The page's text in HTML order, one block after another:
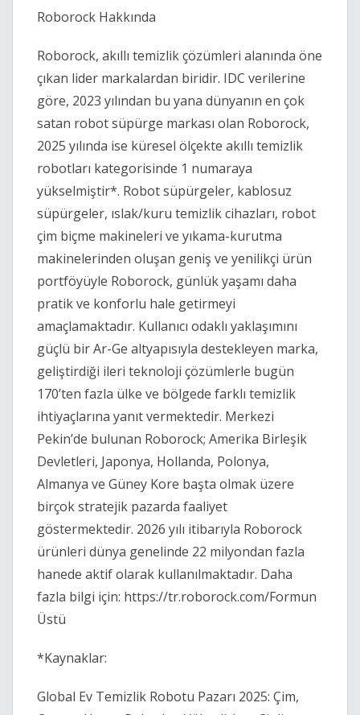
Roborock Hakkında
Roborock, akıllı temizlik çözümleri alanında öne
çıkan lider markalardan biridir. IDC verilerine
göre, 2023 yılından bu yana dünyanın en çok
satan robot süpürge markası olan Roborock,
2025 yılında ise küresel ölçekte akıllı temizlik
robotları kategorisinde 1 numaraya
yükselmiştir*. Robot süpürgeler, kablosuz
süpürgeler, ıslak/kuru temizlik cihazları, robot
çim biçme makineleri ve yıkama-kurutma
makinelerinden oluşan geniş ve yenilikçi ürün
portföyüyle Roborock, günlük yaşamı daha
pratik ve konforlu hale getirmeyi
amaçlamaktadır. Kullanıcı odaklı yaklaşımını
güçlü bir Ar-Ge altyapısıyla destekleyen marka,
geliştirdiği ileri teknoloji çözümlerle bugün
170’ten fazla ülke ve bölgede farklı temizlik
ihtiyaçlarına yanıt vermektedir. Merkezi
Pekin’de bulunan Roborock; Amerika Birleşik
Devletleri, Japonya, Hollanda, Polonya,
Almanya ve Güney Kore başta olmak üzere
birçok stratejik pazarda faaliyet
göstermektedir. 2026 yılı itibarıyla Roborock
ürünleri dünya genelinde 22 milyondan fazla
hanede aktif olarak kullanılmaktadır. Daha
fazla bilgi için: https://tr.roborock.com/Formun
Üstü
*Kaynaklar:
Global Ev Temizlik Robotu Pazarı 2025: Çim,